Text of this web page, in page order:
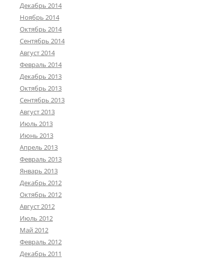
Декабрь 2014
Ноябрь 2014
Октябрь 2014
Сентябрь 2014
Август 2014
Февраль 2014
Декабрь 2013
Октябрь 2013
Сентябрь 2013
Август 2013
Июль 2013
Июнь 2013
Апрель 2013
Февраль 2013
Январь 2013
Декабрь 2012
Октябрь 2012
Август 2012
Июль 2012
Май 2012
Февраль 2012
Декабрь 2011